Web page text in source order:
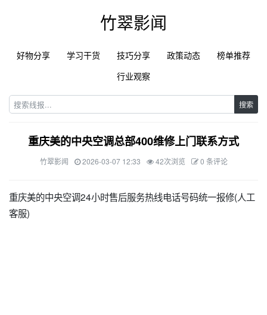
竹翠影闻
好物分享 学习干货 技巧分享 政策动态
榜单推荐
行业观察
搜索
重庆美的中央空调总部400维修上门联系方式
竹翠影闻 2026-03-07 12:33 42次浏览 0 条评论
重庆美的中央空调24小时售后服务热线电话号码统一报修(人工
客服)